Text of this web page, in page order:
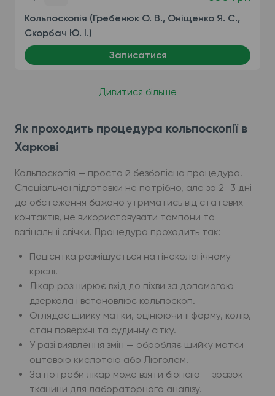
Кольпоскопія (Гребенюк О. В., Оніщенко Я. С.,
Скорбач Ю. І.)
Записатися
Дивитися більше
Як проходить процедура кольпоскопії в
Харкові
Кольпоскопія — проста й безболісна процедура.
Спеціальної підготовки не потрібно, але за 2–3 дні
до обстеження бажано утриматись від статевих
контактів, не використовувати тампони та
вагінальні свічки. Процедура проходить так:
Пацієнтка розміщується на гінекологічному
кріслі.
Лікар розширює вхід до піхви за допомогою
дзеркала і встановлює кольпоскоп.
Оглядає шийку матки, оцінюючи її форму, колір,
стан поверхні та судинну сітку.
У разі виявлення змін — обробляє шийку матки
оцтовою кислотою або Люголем.
За потреби лікар може взяти біопсію — зразок
тканини для лабораторного аналізу.